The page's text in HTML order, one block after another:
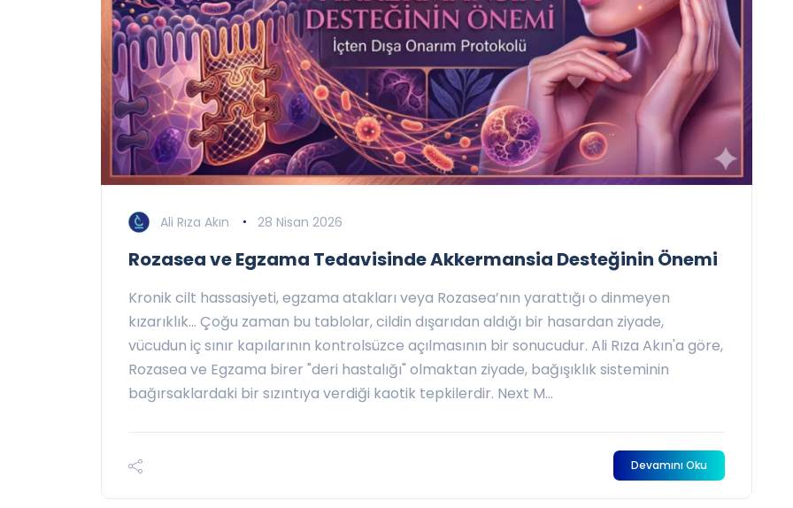
Ali Rıza Akın 28 Nisan 2026
Rozasea ve Egzama Tedavisinde Akkermansia Desteğinin Önemi
Kronik cilt hassasiyeti, egzama atakları veya Rozasea’nın yarattığı o dinmeyen
kızarıklık... Çoğu zaman bu tablolar, cildin dışarıdan aldığı bir hasardan ziyade,
vücudun iç sınır kapılarının kontrolsüzce açılmasının bir sonucudur. Ali Rıza Akın'a göre,
Rozasea ve Egzama birer "deri hastalığı" olmaktan ziyade, bağışıklık sisteminin
bağırsaklardaki bir sızıntıya verdiği kaotik tepkilerdir. Next M...
Devamını Oku